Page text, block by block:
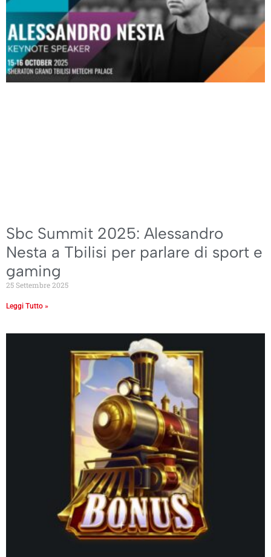
Sbc Summit 2025: Alessandro
Nesta a Tbilisi per parlare di sport e
gaming
25 Settembre 2025
Leggi Tutto »